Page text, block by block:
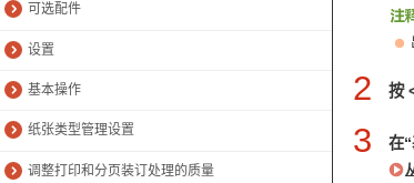
可选配件
设置
基本操作
纸张类型管理设置
调整打印和分页装订处理的质量
2 按
3 在